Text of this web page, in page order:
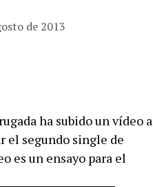
de 2013
ha subido un vídeo a
el segundo single de
es un ensayo para el